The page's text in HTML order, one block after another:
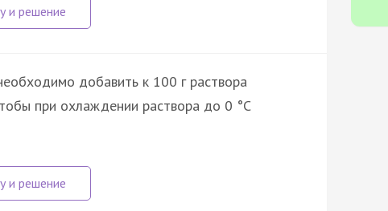
добавить к 100 г раствора
при охлаждении раствора до 0 °C